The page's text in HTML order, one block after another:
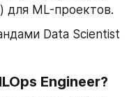
для ML-проектов.
Data Scientist
Engineer?